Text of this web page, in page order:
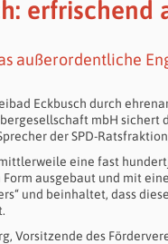
erfrischend
außerordentliche
Eckbusch durch
mbH sichert
der SPD-
eine fast
ausgebaut und mit
und beinhaltet, dass
Vorsitzende des